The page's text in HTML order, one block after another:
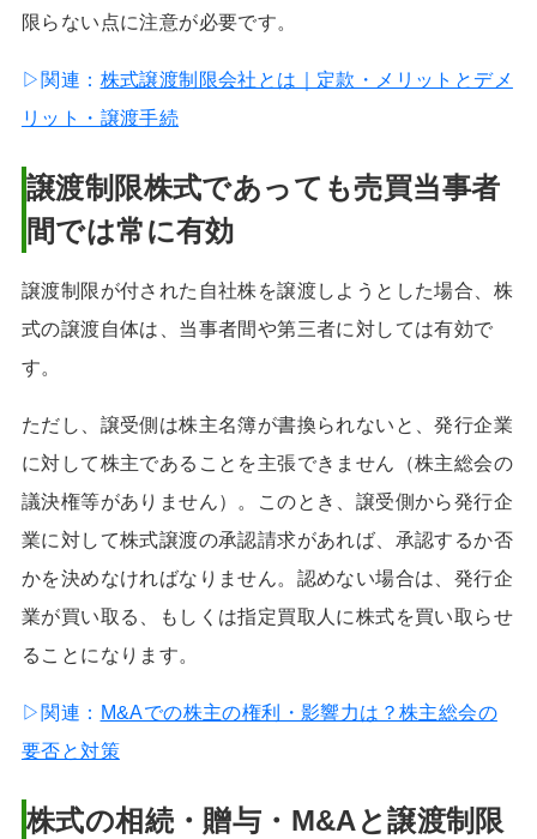
限らない点に注意が必要です。
▷関連： 株式譲渡制限会社とは｜定款・メリットとデメ
リット・譲渡手続
譲渡制限株式であっても売買当事者
間では常に有効
譲渡制限が付された自社株を譲渡しようとした場合、株
式の譲渡自体は、当事者間や第三者に対しては有効で
す。
ただし、譲受側は株主名簿が書換られないと、発行企業
に対して株主であることを主張できません（株主総会の
議決権等がありません）。このとき、譲受側から発行企
業に対して株式譲渡の承認請求があれば、承認するか否
かを決めなければなりません。認めない場合は、発行企
業が買い取る、もしくは指定買取人に株式を買い取らせ
ることになります。
▷関連： M&Aでの株主の権利・影響力は？株主総会の
要否と対策
株式の相続・贈与・M&Aと譲渡制限